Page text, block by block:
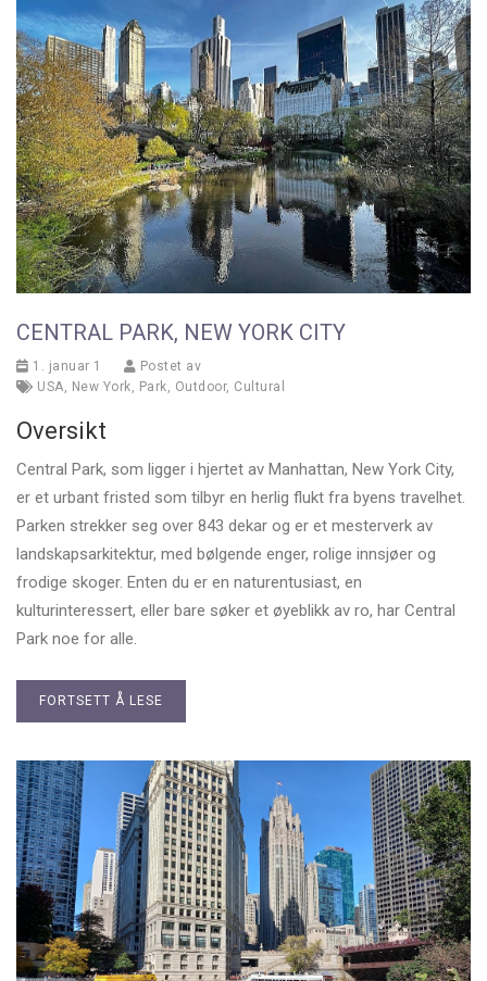
CENTRAL PARK, NEW YORK CITY
1. januar 1
Postet av
USA, New York, Park, Outdoor, Cultural
Oversikt
Central Park, som ligger i hjertet av Manhattan, New York City,
er et urbant fristed som tilbyr en herlig flukt fra byens travelhet.
Parken strekker seg over 843 dekar og er et mesterverk av
landskapsarkitektur, med bølgende enger, rolige innsjøer og
frodige skoger. Enten du er en naturentusiast, en
kulturinteressert, eller bare søker et øyeblikk av ro, har Central
Park noe for alle.
FORTSETT Å LESE